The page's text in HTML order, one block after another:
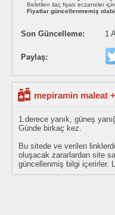
Belirtilen ilaç fiyatı eczaneler
Fiyatlar güncellenmemiş
Son Güncelleme: 1
Paylaş:
mepiramin maleat
1.derece yanık, güneş
Günde birkaç kez.
Bu sitede ve verilen
oluşacak zararlardan site
güncellenmiş bilgi içerirler.